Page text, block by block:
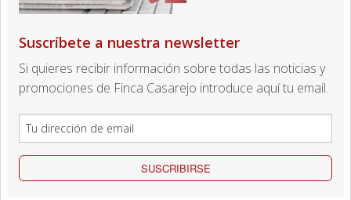
Suscríbete a nuestra newsletter
Si quieres recibir información sobre todas las noticias y
promociones de Finca Casarejo introduce aquí tu email.
SUSCRIBIRSE